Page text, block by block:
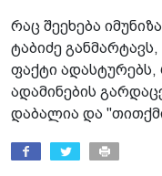
რაც შეეხება
ტაბიძე
ფაქტი
ადამინების
დაბალია და